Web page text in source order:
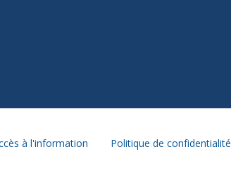
à l'information Politique de confidentialité